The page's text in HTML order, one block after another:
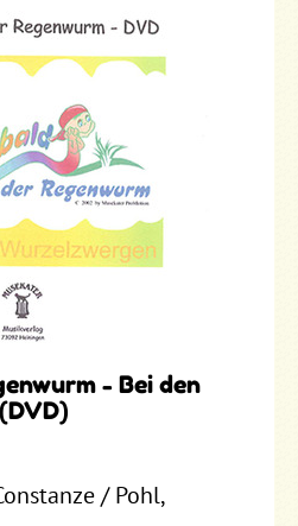
- Bei den
/ Pohl,